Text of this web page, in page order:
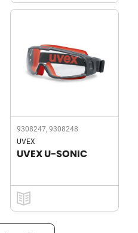
9308247, 9308248
UVEX
UVEX U-SONIC